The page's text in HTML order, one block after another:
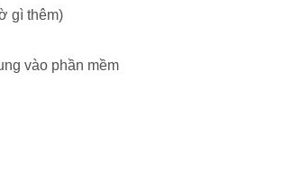
gì thêm)
vào phần mềm